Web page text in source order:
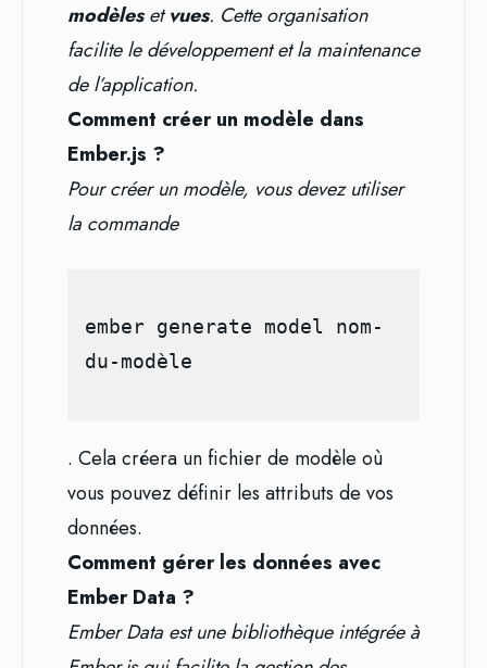
modèlesetvues. Cette organisation
facilite le développement et la maintenance
de l’application.
Comment créer un modèle dans
Ember.js ?
Pour créer un modèle, vous devez utiliser
la commande
ember generate model nom-
. Cela créera un fichier de modèle où
vous pouvez définir les attributs de vos
données.
Comment gérer les données avec
Ember Data ?
Ember Data est une bibliothèque intégrée à